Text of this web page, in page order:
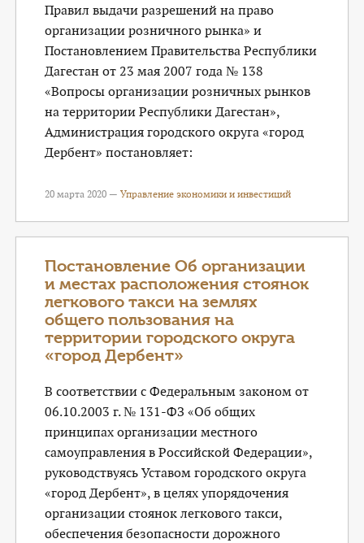
Правил выдачи разрешений на право
организации розничного рынка» и
Постановлением Правительства Республики
Дагестан от 23 мая 2007 года № 138
«Вопросы организации розничных рынков
на территории Республики Дагестан»,
Администрация городского округа «город
Дербент» постановляет:
20 марта 2020 — Управление экономики и инвестиций
Постановление Об организации
и местах расположения стоянок
легкового такси на землях
общего пользования на
территории городского округа
«город Дербент»
В соответствии с Федеральным законом от
06.10.2003 г. № 131-ФЗ «Об общих
принципах организации местного
самоуправления в Российской Федерации»,
руководствуясь Уставом городского округа
«город Дербент», в целях упорядочения
организации стоянок легкового такси,
обеспечения безопасности дорожного